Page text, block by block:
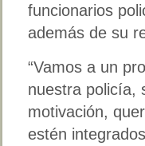
funcionarios
además de su
“Vamos a un
nuestra policía,
motivación,
estén